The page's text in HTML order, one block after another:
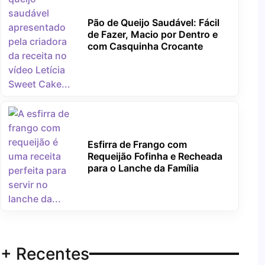
Pão de Queijo Saudável: Fácil
de Fazer, Macio por Dentro e
com Casquinha Crocante
Esfirra de Frango com
Requeijão Fofinha e Recheada
para o Lanche da Família
+ Recentes